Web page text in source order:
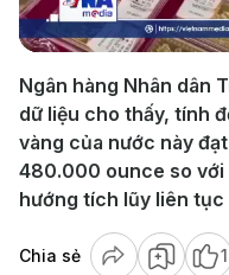
Ngân hàng Nhân dân
dữ liệu cho thấy, tính
vàng của nước này
480.000 ounce so
hướng tích lũy liên tục
Chia sẻ 1